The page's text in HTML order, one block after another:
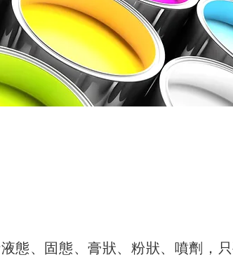
態、固態、膏狀、粉狀、噴劑，